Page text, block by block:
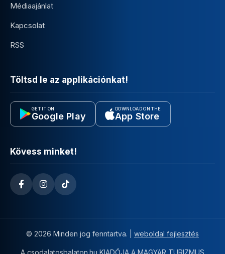
Médiaajánlat
Kapcsolat
RSS
Töltsd le az applikációnkat!
GET IT ON
Google Play
DOWNLOAD ON THE
App Store
Kövess minket!
© 2026 Minden jog fenntartva. | weboldal fejlesztés
A csodalatosbalaton.hu KIADÓJA A MAGYAR TURIZMUS